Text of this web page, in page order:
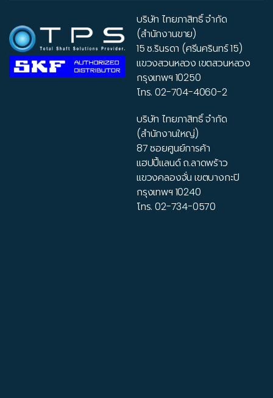
บริษัท ไทยภาสิทธิ์ จำกัด
(สำนักงานขาย)
15 ซ.รินรดา (ศรีนครินทร์ 15)
แขวงสวนหลวง เขตสวนหลวง
กรุงเทพฯ 10250
โทร.02-704-4060-2
บริษัท ไทยภาสิทธิ์ จำกัด
(สำนักงานใหญ่)
87 ซอยศูนย์การค้า
แฮปปี้แลนด์ ถ.ลาดพร้าว
แขวงคลองจั่น เขตบางกะปิ
กรุงเทพฯ 10240
โทร.02-734-0570